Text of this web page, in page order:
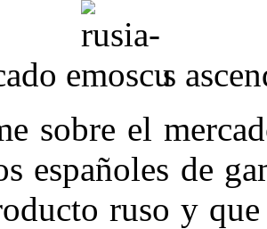
e
s
sobre el
españoles de
ruso y